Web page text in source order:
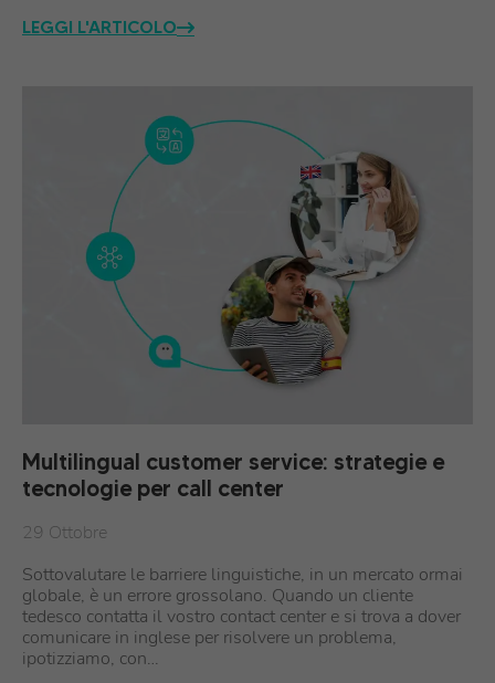
LEGGI L'ARTICOLO
Multilingual customer service: strategie e
tecnologie per call center
29 Ottobre
Sottovalutare le barriere linguistiche, in un mercato ormai
globale, è un errore grossolano. Quando un cliente
tedesco contatta il vostro contact center e si trova a dover
comunicare in inglese per risolvere un problema,
ipotizziamo, con…